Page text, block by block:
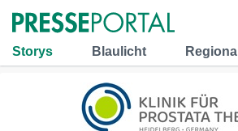
Storys Blaulicht Regional